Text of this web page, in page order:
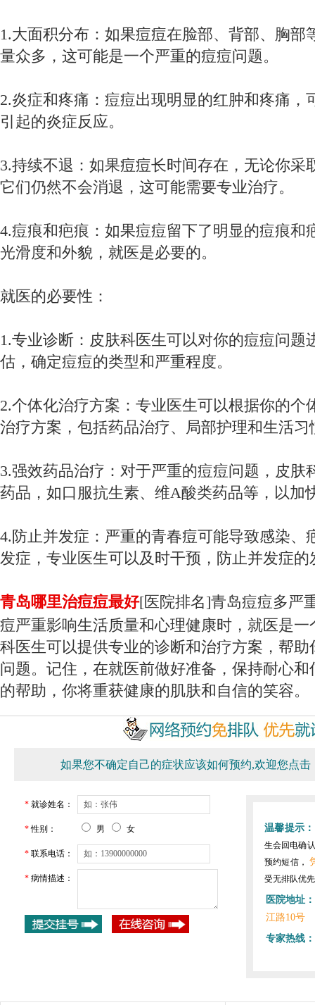
1.大面积分布：如果痘痘在脸部、背部、胸部
量众多，这可能是一个严重的痘痘问题。
2.炎症和疼痛：痘痘出现明显的红肿和疼痛，
引起的炎症反应。
3.持续不退：如果痘痘长时间存在，无论你采
它们仍然不会消退，这可能需要专业治疗。
4.痘痕和疤痕：如果痘痘留下了明显的痘痕和
光滑度和外貌，就医是必要的。
就医的必要性：
1.专业诊断：皮肤科医生可以对你的痘痘问题
估，确定痘痘的类型和严重程度。
2.个体化治疗方案：专业医生可以根据你的个
治疗方案，包括药品治疗、局部护理和生活习
3.强效药品治疗：对于严重的痘痘问题，皮肤
药品，如口服抗生素、维A酸类药品等，以加
4.防止并发症：严重的青春痘可能导致感染、
发症，专业医生可以及时干预，防止并发症的
青岛哪里治痘痘最好[医院排名]青岛痘痘多严
痘严重影响生活质量和心理健康时，就医是
科医生可以提供专业的诊断和治疗方案，帮
问题。记住，在就医前做好准备，保持耐心
的帮助，你将重获健康的肌肤和自信的笑容。
如果您不确定自己的症状应该如何预约,欢迎您点击
* 就诊姓名：
*性别： 男 女
* 联系电话：
* 病情描述：
温馨提示：
生会回电确
预约短信，
受无排队优
医院地址：
江路10号
专家热线：